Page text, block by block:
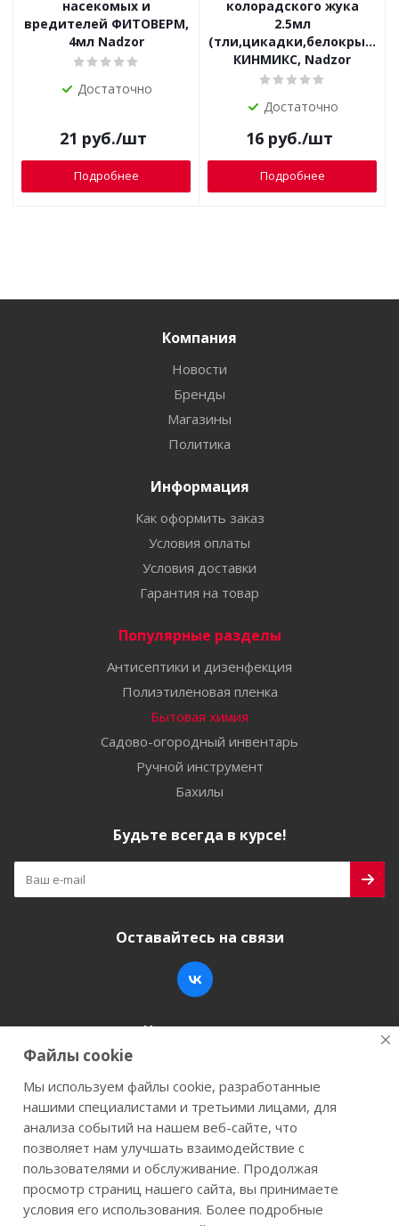
насекомых и
вредителей ФИТОВЕРМ,
4мл Nadzor
Достаточно
21 руб./шт
Подробнее
колорадского жука
2.5мл
КИНМИКС, Nadzor
Достаточно
16руб./шт
Подробнее
Компания
Новости
Бренды
Магазины
Политика
Информация
Как оформить заказ
Условия оплаты
Условия доставки
Гарантия на товар
Популярные разделы
Антисептики и дизенфекция
Полиэтиленовая пленка
Бытовая химия
Садово-огородный инвентарь
Ручной инструмент
Бахилы
Будьте всегда в курсе!
Оставайтесь на связи
Наши контакты
+7 (846) 200-05-15
г. Самара, ул. Заводское шоссе, 17
2026 © Строй-К.рф. Сайт не является публичной
Файлы cookie
Мы используем файлы cookie, разработанные
нашими специалистами и третьими лицами, для
анализа событий на нашем веб-сайте, что
позволяет нам улучшать взаимодействие с
пользователями и обслуживание. Продолжая
просмотр страниц нашего сайта, вы принимаете
условия его использования. Более подробные